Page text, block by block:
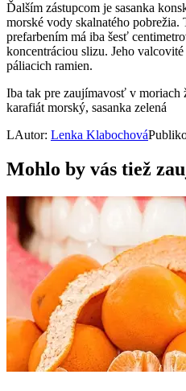
Ďalším zástupcom je sasanka
morské vody skalnatého pobrežia.
prefarbením má iba šesť
koncentráciou slizu. Jeho
páliacich ramien.
Iba tak pre zaujímavosť v moriach
karafiát morský, sasanka zelená
LAutor: Lenka Klabochová
Mohlo by vás tiež